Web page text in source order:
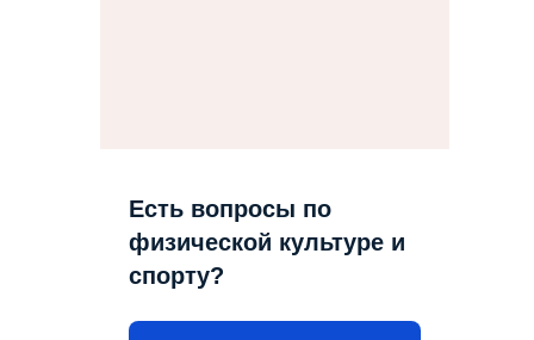
Есть вопросы по
физической культуре и
спорту?